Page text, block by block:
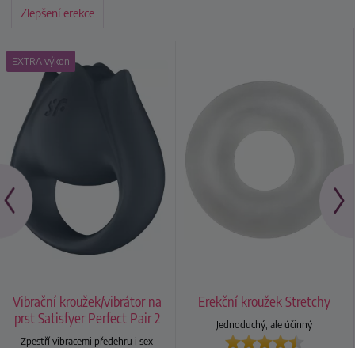
Zlepšení erekce
EXTRA výkon
Vibrační kroužek/vibrátor na
prst Satisfyer Perfect Pair 2
Zpestří vibracemi předehru i sex
Erekční kroužek Stretchy
Jednoduchý, ale účinný